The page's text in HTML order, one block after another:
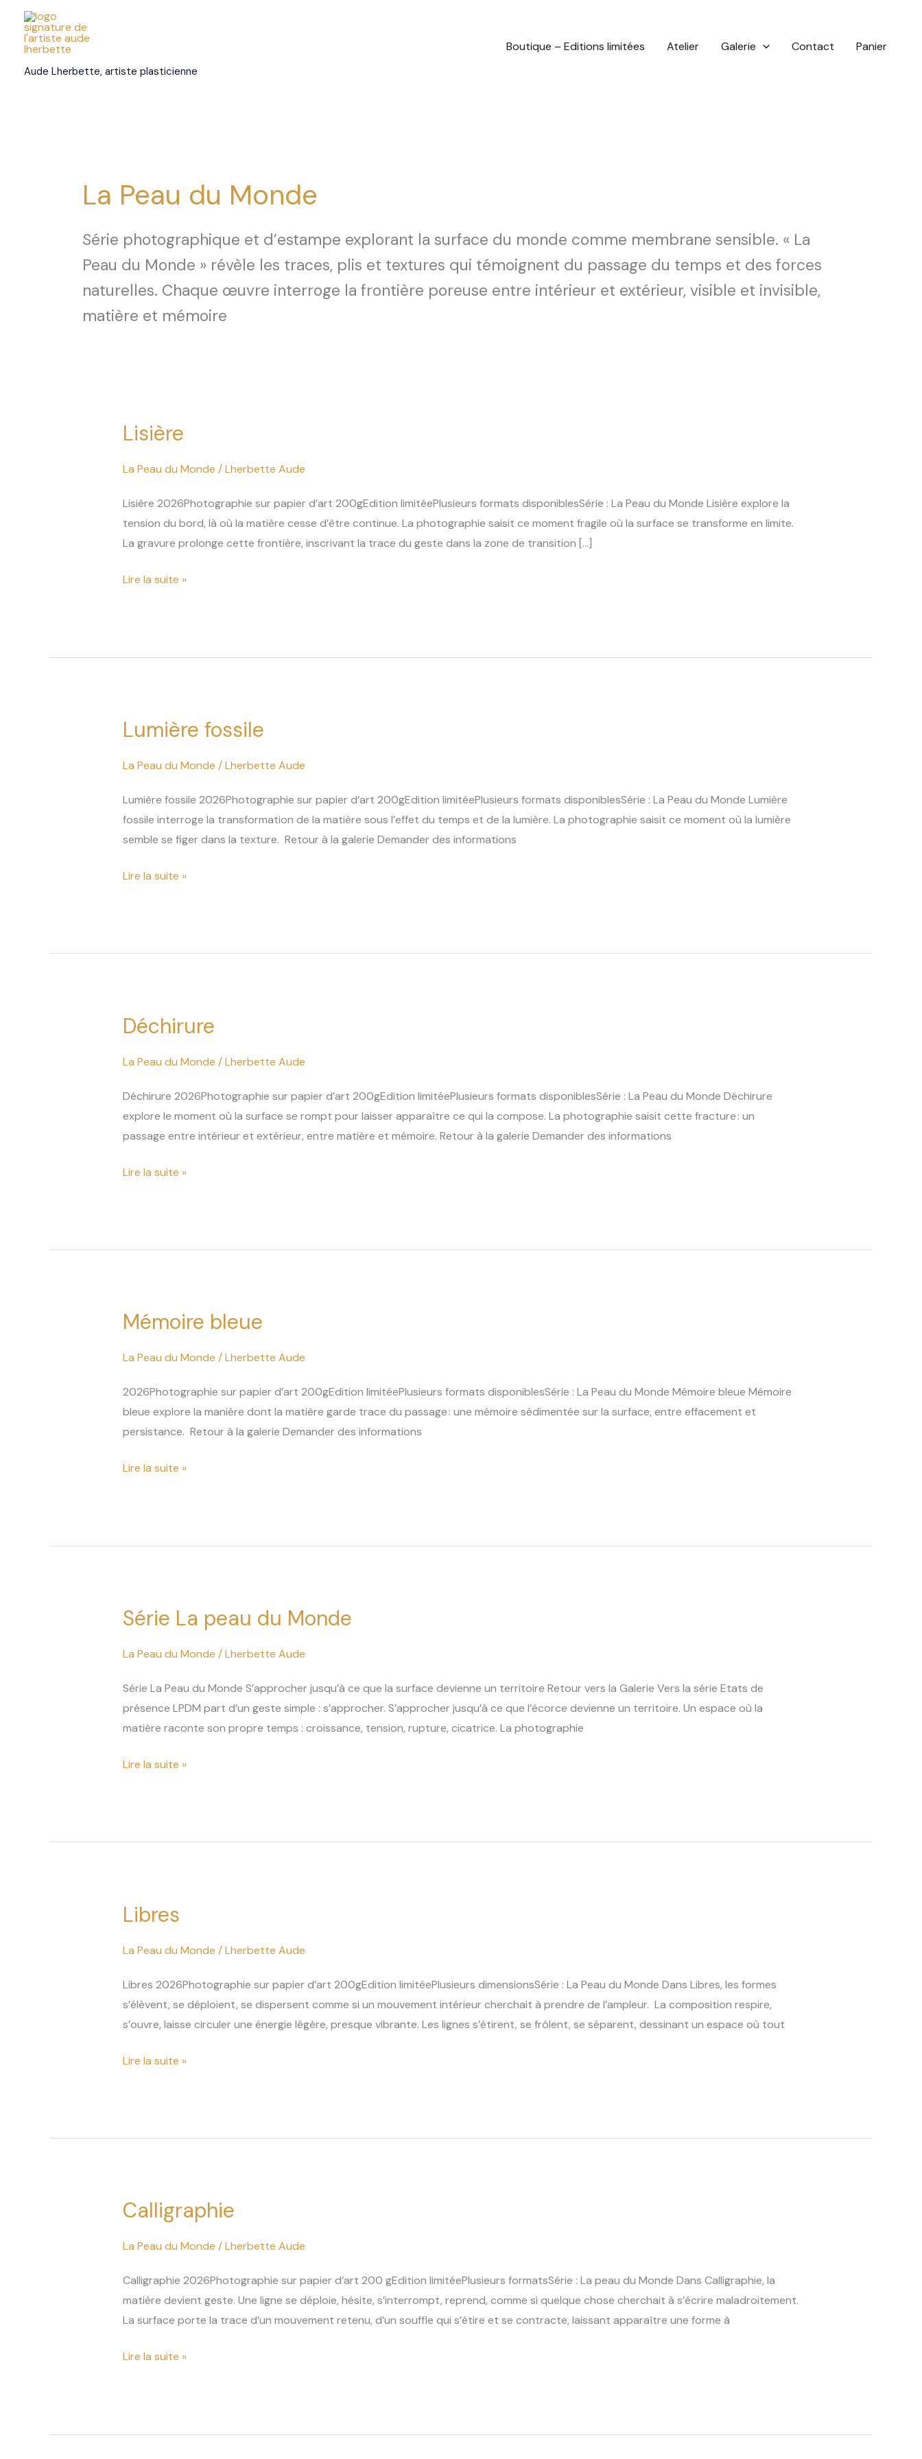
contenu
Aude Lherbette, artiste plasticienne
Boutique – Editions limitées Atelier Galerie Contact Panier
La Peau du Monde
Série photographique et d’estampe explorant la surface du monde comme membrane sensible. « La
Peau du Monde » révèle les traces, plis et textures qui témoignent du passage du temps et des forces
naturelles. Chaque œuvre interroge la frontière poreuse entre intérieur et extérieur, visible et invisible,
matière et mémoire
Lisière
La Peau du Monde /Lherbette Aude
Lisière 2026Photographie sur papier d’art 200gEdition limitéePlusieurs formats disponiblesSérie : La Peau du Monde Lisière explore la
tension du bord, là où la matière cesse d’être continue. La photographie saisit ce moment fragile où la surface se transforme en limite.
La gravure prolonge cette frontière, inscrivant la trace du geste dans la zone de transition […]
Lisière
Lire la suite »
Lumière fossile
La Peau du Monde /Lherbette Aude
Lumière fossile 2026Photographie sur papier d’art 200gEdition limitéePlusieurs formats disponiblesSérie : La Peau du Monde Lumière
fossile interroge la transformation de la matière sous l’effet du temps et de la lumière. La photographie saisit ce moment où la lumière
semble se figer dans la texture. Retour à la galerie Demander des informations
Lumière
Lire la suite »
Déchirure
La Peau du Monde /Lherbette Aude
Déchirure 2026Photographie sur papier d’art 200gEdition limitéePlusieurs formats disponiblesSérie : La Peau du Monde Déchirure
explore le moment où la surface se rompt pour laisser apparaître ce qui la compose. La photographie saisit cette fracture : un
passage entre intérieur et extérieur, entre matière et mémoire. Retour à la galerie Demander des informations
Déchirure
Lire la suite »
Mémoire bleue
La Peau du Monde /Lherbette Aude
2026Photographie sur papier d’art 200gEdition limitéePlusieurs formats disponiblesSérie : La Peau du Monde Mémoire bleue Mémoire
bleue explore la manière dont la matière garde trace du passage : une mémoire sédimentée sur la surface, entre effacement et
persistance. Retour à la galerie Demander des informations
Mémoire
Lire la suite »
Série La peau du Monde
La Peau du Monde /Lherbette Aude
Série La Peau du Monde S’approcher jusqu’à ce que la surface devienne un territoire Retour vers la Galerie Vers la série Etats de
présence LPDM part d’un geste simple : s’approcher. S’approcher jusqu’à ce que l’écorce devienne un territoire. Un espace où la
matière raconte son propre temps : croissance, tension, rupture, cicatrice. La photographie
Série
peau
Monde
Lire la suite »
Libres
La Peau du Monde /Lherbette Aude
Libres 2026Photographie sur papier d’art 200gEdition limitéePlusieurs dimensionsSérie : La Peau du Monde Dans Libres, les formes
s’élèvent, se déploient, se dispersent comme si un mouvement intérieur cherchait à prendre de l’ampleur. La composition respire,
s’ouvre, laisse circuler une énergie légère, presque vibrante. Les lignes s’étirent, se frôlent, se séparent, dessinant un espace où tout
Libres
Lire la suite »
Calligraphie
La Peau du Monde /Lherbette Aude
Calligraphie 2026Photographie sur papier d’art 200 gEdition limitéePlusieurs formatsSérie : La peau du Monde Dans Calligraphie, la
matière devient geste. Une ligne se déploie, hésite, s’interrompt, reprend, comme si quelque chose cherchait à s’écrire maladroitement.
La surface porte la trace d’un mouvement retenu, d’un souffle qui s’étire et se contracte, laissant apparaître une forme à
Calligraphie
Lire la suite »